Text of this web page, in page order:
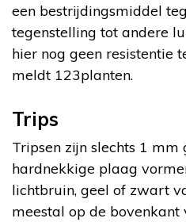
een bestrijdingsmiddel
tegenstelling tot andere
hier nog geen resistentie
meldt 123planten.
Trips
Tripsen zijn slechts 1
hardnekkige plaag
lichtbruin, geel of zwart
meestal op de bovenkant